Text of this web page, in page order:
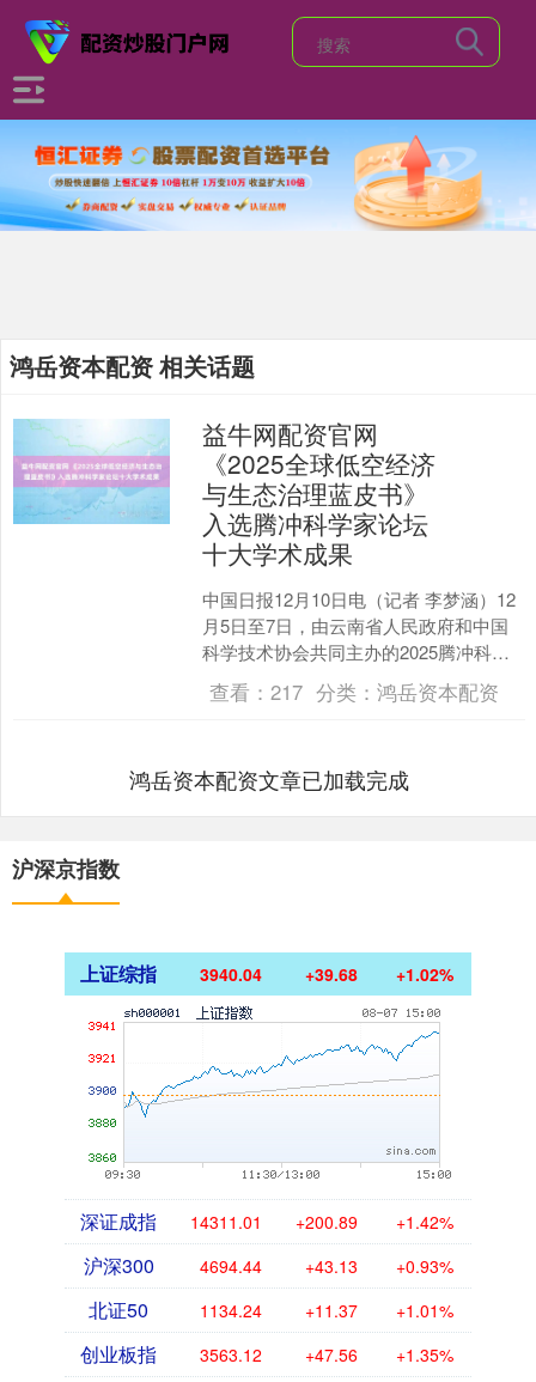
鸿岳资本配资 相关话题
益牛网配资官网
《2025全球低空经济
与生态治理蓝皮书》
入选腾冲科学家论坛
十大学术成果
中国日报12月10日电（记者 李梦涵）12
月5日至7日，由云南省人民政府和中国
科学技术协会共同主办的2025腾冲科学
家论坛在腾冲举行。作为我国科技创新
领域的高端....
查看： 217 分类： 鸿岳资本配资
鸿岳资本配资文章已加载完成
沪深京指数
上证综指 3940.04 +39.68 +1.02%
深证成指 14311.01 +200.89 +1.42%
沪深300 4694.44 +43.13 +0.93%
北证50 1134.24 +11.37 +1.01%
创业板指 3563.12 +47.56 +1.35%